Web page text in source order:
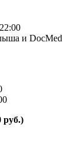
и DocMed
руб.)